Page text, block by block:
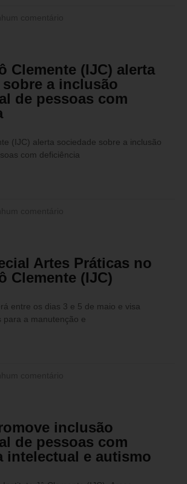
Clemente (IJC) alerta
a inclusão
de pessoas com
(IJC) alerta sociedade sobre a inclusão
com deficiência
Artes Práticas no
Clemente (IJC)
entre os dias 3 e 5 de maio e visa
para a manutenção e
inclusão
de pessoas com
intelectual e autismo